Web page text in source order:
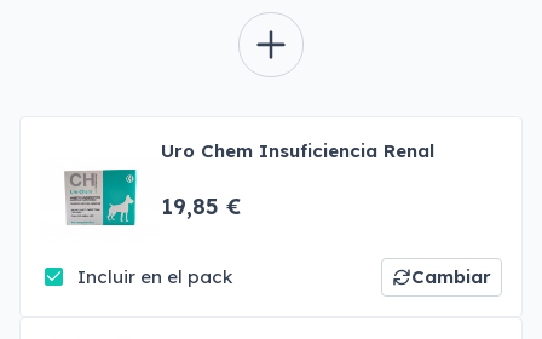
Uro Chem Insuficiencia Renal
19,85 €
Incluir en el pack Cambiar